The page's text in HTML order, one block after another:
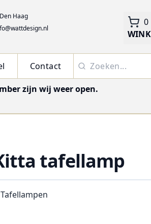
Haag
0
Contact
zijn wij weer open.
tafellamp
Tafellampen